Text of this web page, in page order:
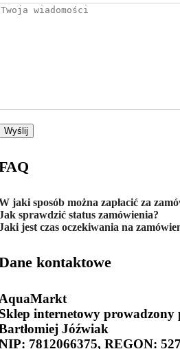
jaki sposób można zapłacić za
sprawdzić status zamówienia?
jest czas oczekiwania na
kontaktowe
internetowy prowadzony
Jóźwiak
7812066375, REGON: